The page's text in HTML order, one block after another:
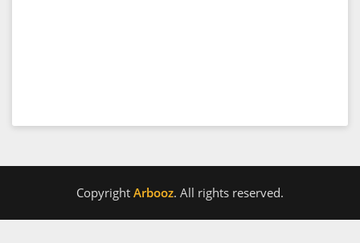
Copyright Arbooz. All rights reserved.